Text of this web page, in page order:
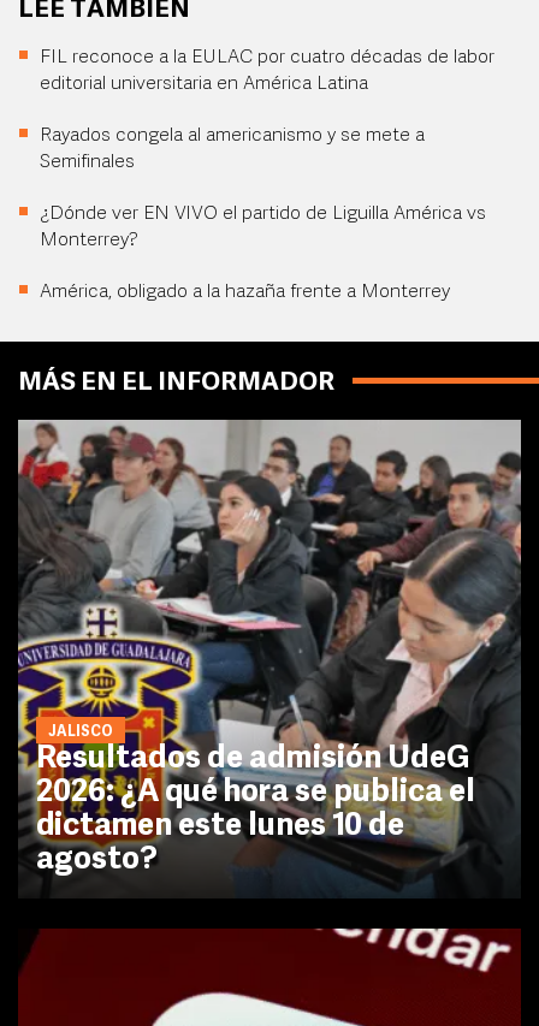
LEE TAMBIÉN
FIL reconoce a la EULAC por cuatro décadas de labor
editorial universitaria en América Latina
Rayados congela al americanismo y se mete a
Semifinales
¿Dónde ver EN VIVO el partido de Liguilla América vs
Monterrey?
América, obligado a la hazaña frente a Monterrey
MÁS EN EL INFORMADOR
JALISCO
Resultados de admisión UdeG
2026: ¿A qué hora se publica el
dictamen este lunes 10 de
agosto?